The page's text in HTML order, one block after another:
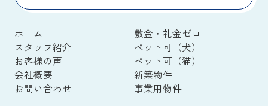
ホーム
敷金・礼金ゼロ
スタッフ紹介
ペット可（犬）
お客様の声
ペット可（猫）
会社概要
新築物件
お問い合わせ
事業用物件